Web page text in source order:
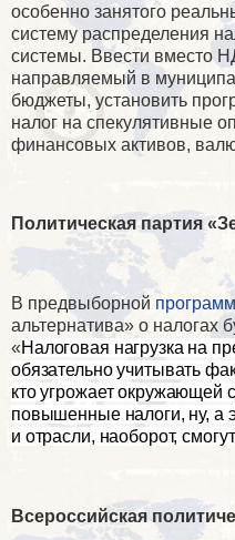
особенно занятого
систему распределения
системы. Ввести вместо
направляемый в
бюджеты, установить
налог на спекулятивные
финансовых активов,
Политическая партия
В предвыборной
альтернатива» о налогах
«Налоговая нагрузка на
обязательно учитывать
кто угрожает окружающей
повышенные налоги, ну, а
и отрасли, наоборот,
Всероссийская